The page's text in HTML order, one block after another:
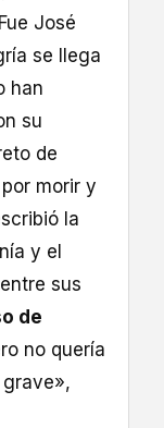
José
se llega
han
su
de
morir y
la
y el
sus
de
no quería